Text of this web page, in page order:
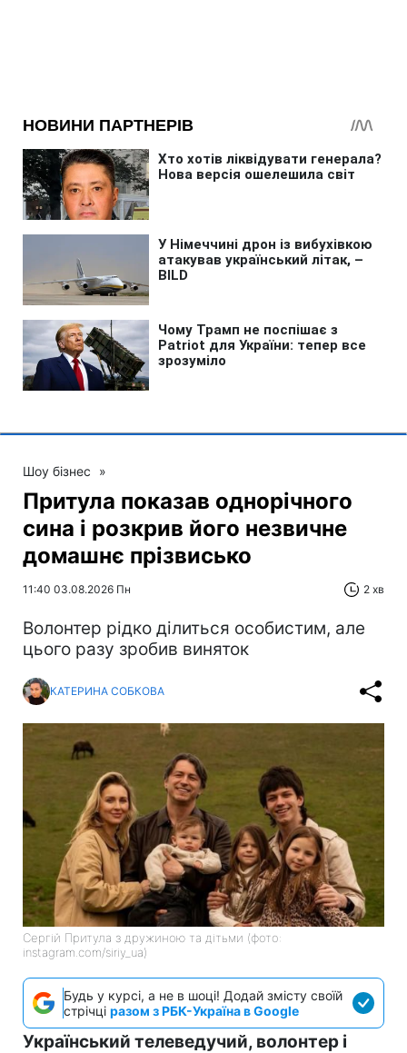
Шоу бізнес »
Притула показав однорічного
сина і розкрив його незвичне
домашнє прізвисько
11:40 03.08.2026 Пн 2 хв
Волонтер рідко ділиться особистим, але
цього разу зробив виняток
КАТЕРИНА СОБКОВА
Сергій Притула з дружиною та дітьми (фото:
instagram.com/siriy_ua)
Будь у курсі, а не в шоці! Додай змісту своїй
стрічці разом з РБК-Україна в Google
Український телеведучий, волонтер і